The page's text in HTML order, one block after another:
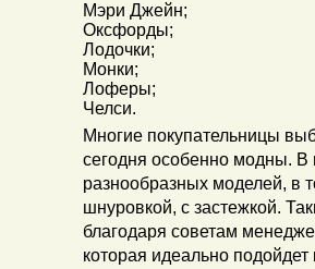
Мэри Джейн;
Оксфорды;
Лодочки;
Монки;
Лоферы;
Челси.
Многие покупательницы
сегодня особенно модны. В
разнообразных моделей, в
шнуровкой, с застежкой.
благодаря советам
которая идеально